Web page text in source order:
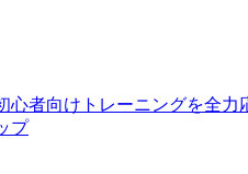
心者向けトレーニングを全力
プ